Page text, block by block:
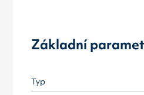
Základní
Typ